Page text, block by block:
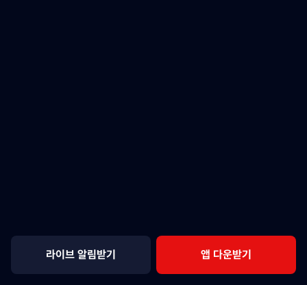
라이브 알림받기 앱 다운받기